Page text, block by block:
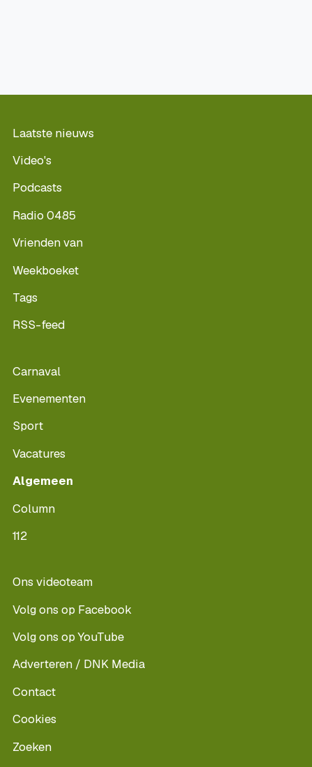
Laatste nieuws
Video's
Podcasts
Radio 0485
Vrienden van
Weekboeket
Tags
RSS-feed
Carnaval
Evenementen
Sport
Vacatures
Algemeen
Column
112
Ons videoteam
Volg ons op Facebook
Volg ons op YouTube
Adverteren / DNK Media
Contact
Cookies
Zoeken